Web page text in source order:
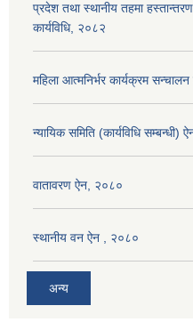
प्रदेश तथा स्थानीय तहमा
कार्यविधि, २०८२
महिला आत्मनिर्भर कार्यक्रम
न्यायिक समिति (कार्यविधि
वातावरण ऐन, २०८०
स्थानीय वन ऐन , २०८०
अन्य